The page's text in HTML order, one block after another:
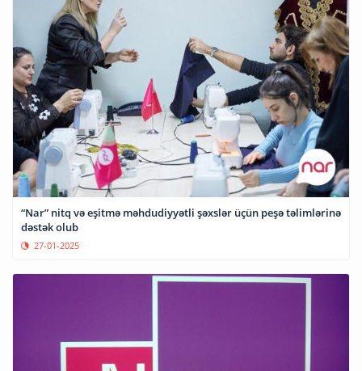
“Nar” nitq və eşitmə məhdudiyyətli şəxslər üçün peşə təlimlərinə
dəstək olub
27-01-2025